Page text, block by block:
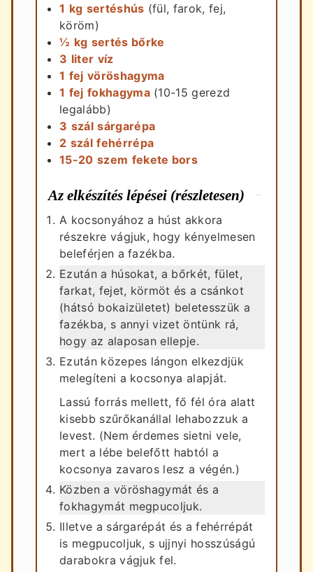
1 kg sertéshús (fül, farok, fej,
köröm)
½ kg sertés bőrke
3 liter víz
1 fej vöröshagyma
1 fej fokhagyma (10-15 gerezd
legalább)
3 szál sárgarépa
2 szál fehérrépa
15-20 szem fekete bors
Az elkészítés lépései (részletesen)
A kocsonyához a húst akkora
részekre vágjuk, hogy kényelmesen
beleférjen a fazékba.
Ezután a húsokat, a bőrkét, fület,
farkat, fejet, körmöt és a csánkot
(hátsó bokaizületet) beletesszük a
fazékba, s annyi vizet öntünk rá,
hogy az alaposan ellepje.
Ezután közepes lángon elkezdjük
melegíteni a kocsonya alapját.
Lassú forrás mellett, fő fél óra alatt
kisebb szűrőkanállal lehabozzuk a
levest. (Nem érdemes sietni vele,
mert a lébe belefőtt habtól a
kocsonya zavaros lesz a végén.)
Közben a vöröshagymát és a
fokhagymát megpucoljuk.
Illetve a sárgarépát és a fehérrépát
is megpucoljuk, s ujjnyi hosszúságú
darabokra vágjuk fel.